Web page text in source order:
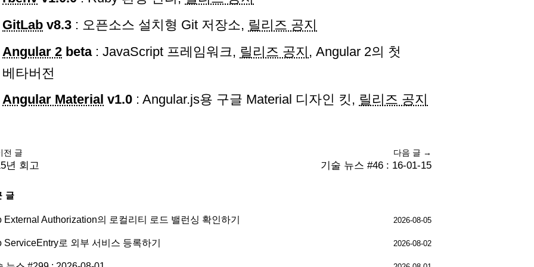
GitLab v8.3 : 오픈소스 설치형 Git 저장소, 릴리즈 공지
Angular 2 beta: JavaScript 프레임워크, 릴리즈 공지 , Angular 2의 첫
베타버전
Angular Material v1.0 : Angular.js용 구글 Material 디자인 킷, 릴리즈 공지
전 글
년 회고
다음 글 →
기술 뉴스 #46 : 16-01-15
글
External Authorization의 로컬리티 로드 밸런싱 확인하기 2026-08-05
ServiceEntry로 외부 서비스 등록하기 2026-08-02